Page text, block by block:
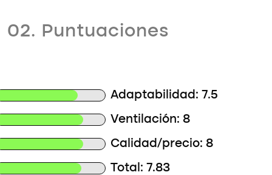
02. Puntuaciones
Adaptabilidad: 7.5
Ventilación: 8
Calidad/precio: 8
Total: 7.83